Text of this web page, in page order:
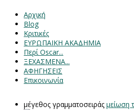
Αρχική
Blog
Κριτικές
ΕΥΡΩΠΑΙΚΗ ΑΚΑΔΗΜΙΑ
Περί Oscar...
ΞΕΧΑΣΜΕΝΑ...
ΑΦΗΓΗΣΕΙΣ
Επικοινωνία
μέγεθος γραμματοσειράς μείωση